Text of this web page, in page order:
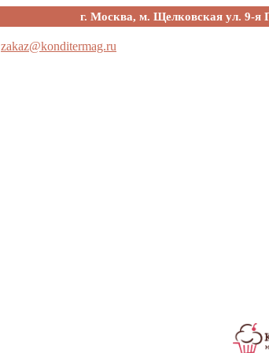
г. Москва, м. Щелковская ул. 9-я
zakaz@konditermag.ru